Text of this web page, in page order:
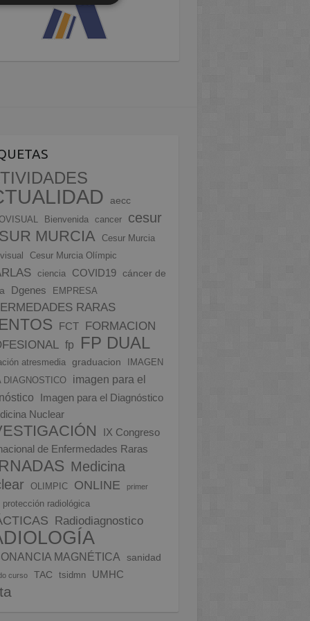
aecc
Bienvenida cancer cesur
MURCIA
Cesur Murcia
Cesur Murcia Olímpic
ciencia COVID19 cáncer de
Dgenes EMPRESA
RARAS
FCT
FORMACION
fp FP DUAL
atresmedia graduacion
IMAGEN
DIAGNOSTICO
imagen para el
Imagen para el Diagnóstico
Nuclear
IX Congreso
de Enfermedades Raras
Medicina
OLIMPIC ONLINE primer
protección radiológica
Radiodiagnostico
MAGNÉTICA sanidad
curso TAC tsidmn UMHC